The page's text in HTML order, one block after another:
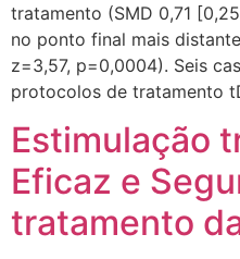
tratamento (SMD 0,71
no ponto final mais
z=3,57, p=0,0004). Seis
protocolos de tratamento
Estimulação
Eficaz e
tratamento